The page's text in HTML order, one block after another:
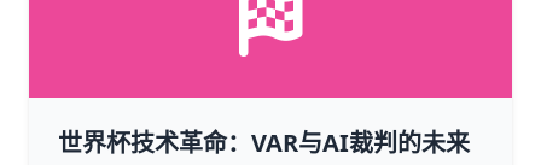
世界杯技术革命：VAR与AI裁判的未来